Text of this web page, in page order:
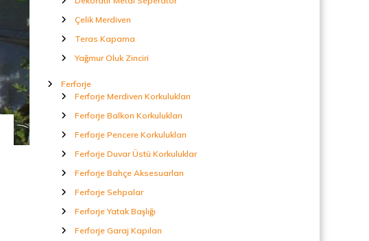
Çelik Merdiven
Teras Kapama
Yağmur Oluk Zinciri
Ferforje
Ferforje Merdiven Korkulukları
Ferforje Balkon Korkulukları
Ferforje Pencere Korkulukları
Ferforje Duvar Üstü Korkuluklar
Ferforje Bahçe Aksesuarları
Ferforje Sehpalar
Ferforje Yatak Başlığı
Ferforje Garaj Kapıları